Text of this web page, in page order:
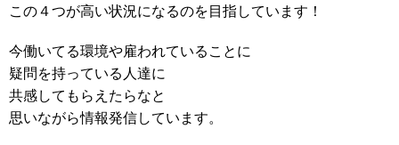
この４つが高い状況になるのを目指しています！
今働いてる環境や雇われていることに
疑問を持っている人達に
共感してもらえたらなと
思いながら情報発信しています。